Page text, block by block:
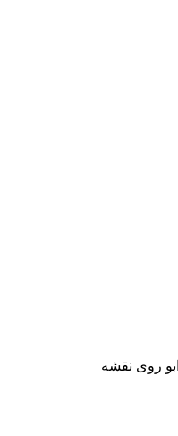
روی نقشه